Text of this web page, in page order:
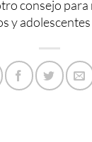
consejo para
y